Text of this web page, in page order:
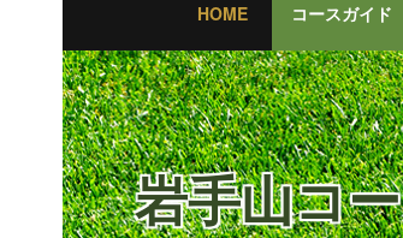
HOME コースガイド
岩手山コ